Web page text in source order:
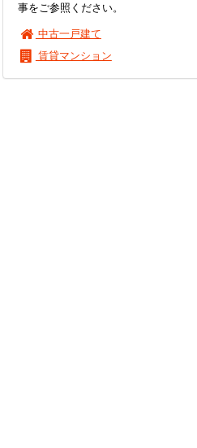
事をご参照ください。
中古一戸建て
賃貸マンション